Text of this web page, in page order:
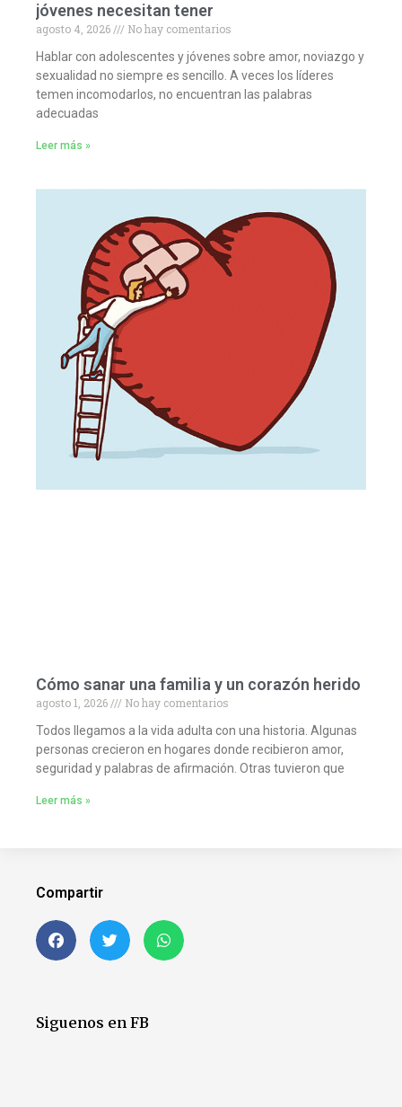
jóvenes necesitan tener
agosto 4, 2026
No hay comentarios
Hablar con adolescentes y jóvenes sobre amor, noviazgo y
sexualidad no siempre es sencillo. A veces los líderes
temen incomodarlos, no encuentran las palabras
adecuadas
Leer más »
Cómo sanar una familia y un corazón herido
agosto 1, 2026
No hay comentarios
Todos llegamos a la vida adulta con una historia. Algunas
personas crecieron en hogares donde recibieron amor,
seguridad y palabras de afirmación. Otras tuvieron que
Leer más »
Compartir
Siguenos en FB